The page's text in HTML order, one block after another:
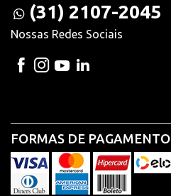
(31) 2107-2045
Nossas Redes Sociais
FORMAS DE PAGAMENTO